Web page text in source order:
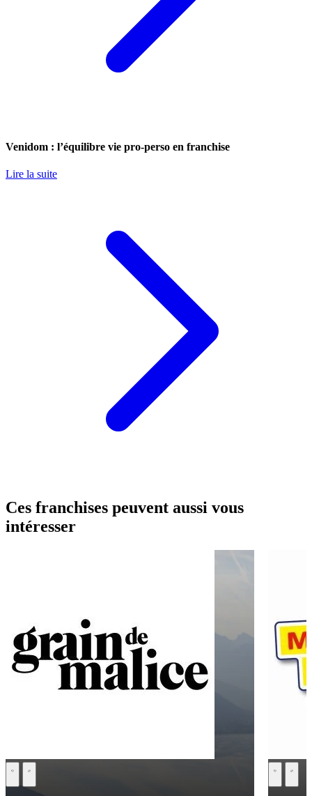
Venidom : l’équilibre vie pro-perso en franchise
Lire la suite
Ces franchises peuvent aussi vous
intéresser